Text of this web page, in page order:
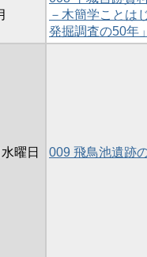
－木簡学ことは
発掘調査の50年
曜日 009 飛鳥池遺跡